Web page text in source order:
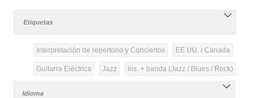
Etiquetas
Interpretación de repertorio y Conciertos EE.UU. / Canada
Guitarra Eléctrica Jazz Ins. + banda (Jazz / Blues / Rock)
Idioma